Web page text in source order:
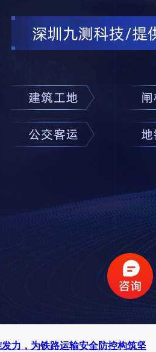
力，为铁路运输安全防控构筑坚